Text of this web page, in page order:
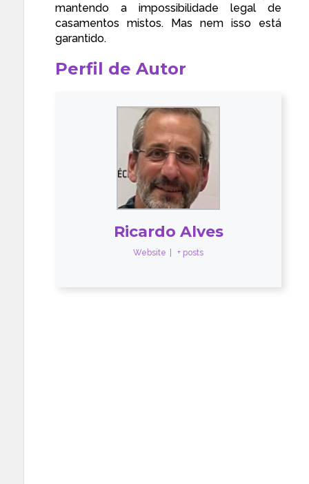
mantendo a impossibilidade legal de
casamentos mistos. Mas nem isso está
garantido.
Perfil de Autor
Ricardo Alves
Website + posts